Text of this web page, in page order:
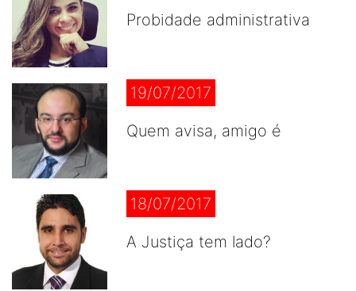
Probidade administrativa
19/07/2017
Quem avisa, amigo é
18/07/2017
A Justiça tem lado?